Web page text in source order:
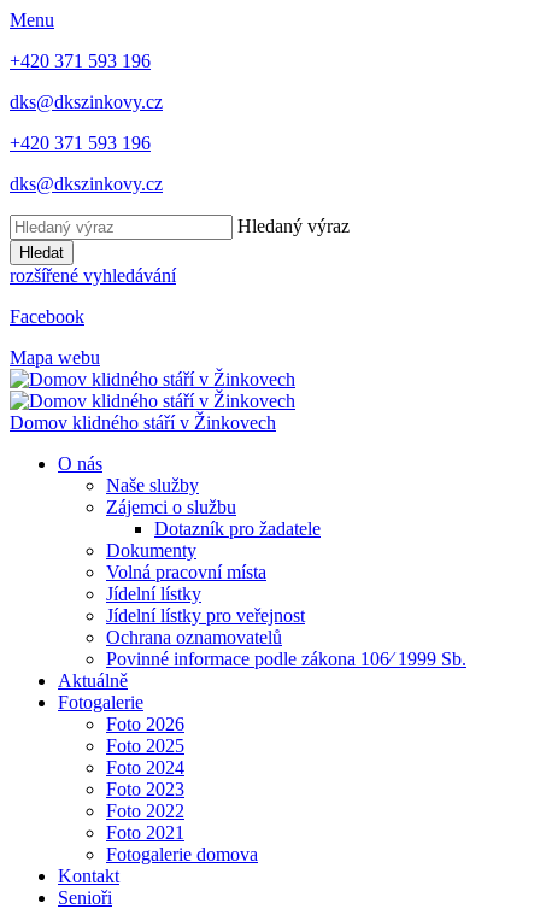
Menu
+420 371 593 196
dks@dkszinkovy.cz
+420 371 593 196
dks@dkszinkovy.cz
Hledaný výraz
Hledat
rozšířené vyhledávání
Facebook
Mapa webu
Domov klidného stáří v Žinkovech
O nás
Naše služby
Zájemci o službu
Dotazník pro žadatele
Dokumenty
Volná pracovní místa
Jídelní lístky
Jídelní lístky pro veřejnost
Ochrana oznamovatelů
Povinné informace podle zákona 106⁄ 1999 Sb.
Aktuálně
Fotogalerie
Foto 2026
Foto 2025
Foto 2024
Foto 2023
Foto 2022
Foto 2021
Fotogalerie domova
Kontakt
Senioři